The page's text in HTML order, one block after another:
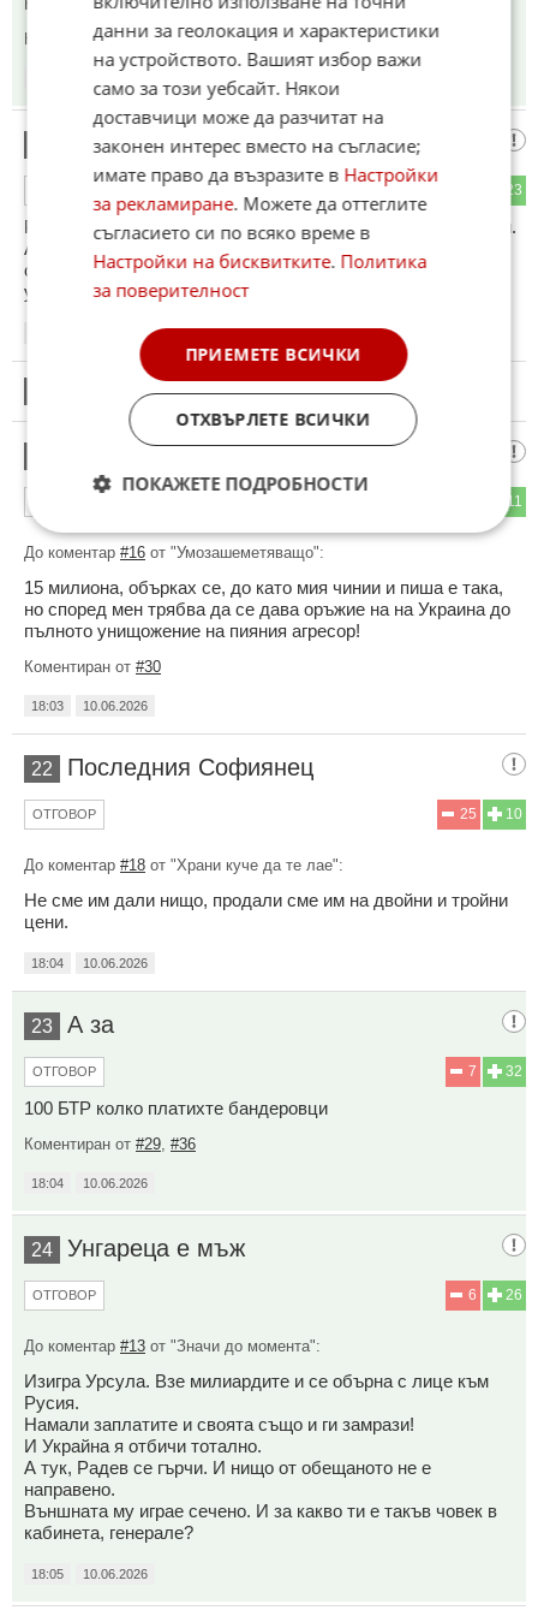
Коментиран от#22
хъхъ
23
Румбата Радев лъже за пореден път наивните избиратели.
А Тръмп готви нови удари по Иран - да видим дали
самолетите наистина ще си тръгнат в края на юни или ще
удължат престоя им
10.06.2026
Този коментар е премахнат от модератор.
Последния Софиянец
11
До коментар #16 от "Умозашеметяващо":
15 милиона, обърках се, до като мия чинии и пиша е така,
но според мен трябва да се дава оръжие на на Украина до
пълното унищожение на пияния агресор!
Коментиран от #30
18:03 10.06.2026
22 Последния Софиянец
10
25
ОТГОВОР
До коментар #18 от "Храни куче да те лае":
Не сме им дали нищо, продали сме им на двойни и тройни
цени.
18:04 10.06.2026
23 А за
32
7
ОТГОВОР
100 БТР колко платихте бандеровци
Коментиран от #29 #36
18:04 10.06.2026
24 Унгареца е мъж
26
6
ОТГОВОР
До коментар #13 от "Значи до момента":
Изигра Урсула. Взе милиардите и се обърна с лице към
Русия.
Намали заплатите и своята също и ги замрази!
И Украйна я отбичи тотално.
А тук, Радев се гърчи. И нищо от обещаното не е
направено.
Външната му играе сечено. И за какво ти е такъв човек в
кабинета, генерале?
18:05 10.06.2026
данни за геолокация и характеристики
на устройството. Вашият избор важи
само за този уебсайт. Някои
доставчици може да разчитат на
законен интерес вместо на съгласие;
имате право да възразите в Настройки
за рекламиране. Можете да оттеглите
съгласието си по всяко време в
Настройки на бисквитките. Политика
за поверителност
ПРИЕМЕТЕ ВСИЧКИ
ОТХВЪРЛЕТЕ ВСИЧКИ
ПОКАЖЕТЕ ПОДРОБНОСТИ